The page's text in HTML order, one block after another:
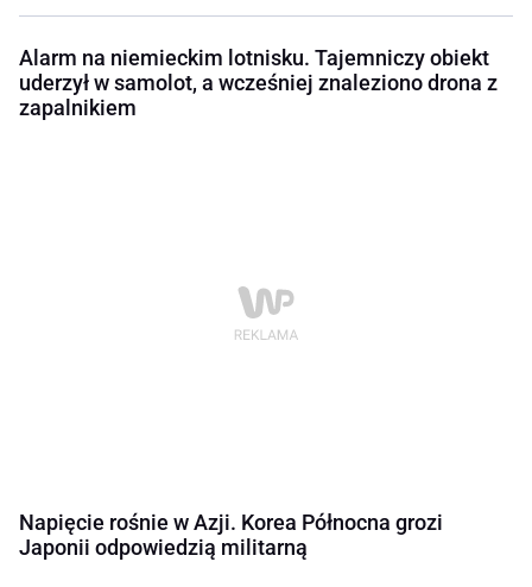
Alarm na niemieckim lotnisku. Tajemniczy obiekt
uderzył w samolot, a wcześniej znaleziono drona z
zapalnikiem
Napięcie rośnie w Azji. Korea Północna grozi
Japonii odpowiedzią militarną